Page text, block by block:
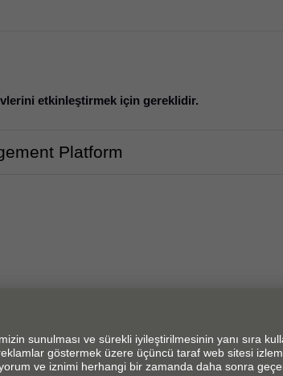
etkinleştirmek için gereklidir.
Platform
aksesuarları